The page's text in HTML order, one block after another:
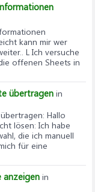
kann mir wer
L Ich versuche
offenen Sheets in
übertragen in
: Hallo
lösen: Ich habe
die ich manuell
für eine
anzeigen in